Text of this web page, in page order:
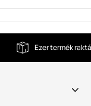
Ezer termék